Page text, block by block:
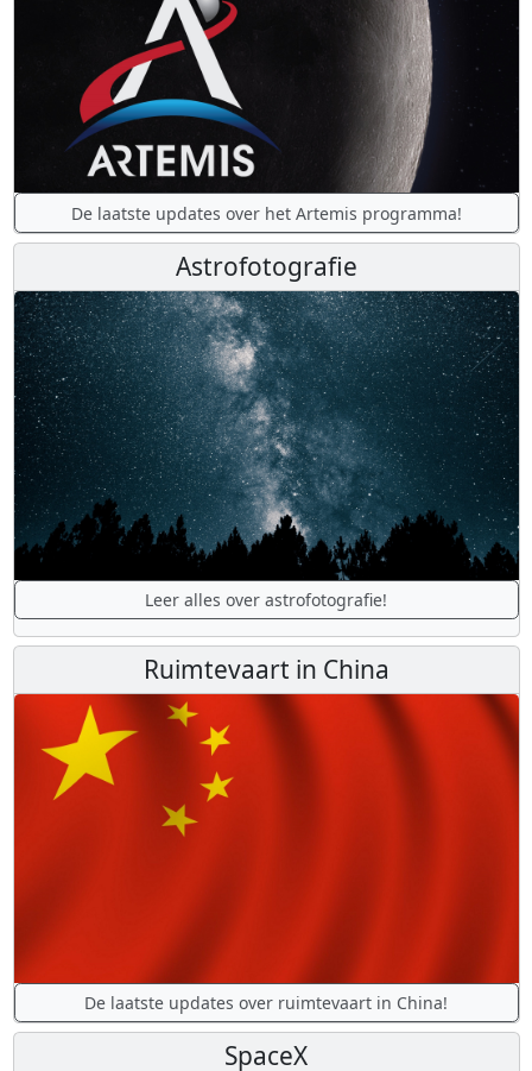
De laatste updates over het Artemis programma!
Astrofotografie
Leer alles over astrofotografie!
Ruimtevaart in China
De laatste updates over ruimtevaart in China!
SpaceX